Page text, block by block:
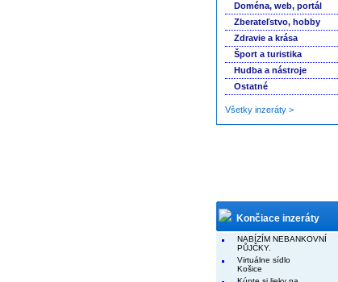
Doména, web, portál
Zberateľstvo, hobby
Zdravie a krása
Šport a turistika
Hudba a nástroje
Ostatné
Všetky inzeráty >
Končiace inzeráty
NABÍZÍM NEBANKOVNÍ
PŮJČKY.
Virtuálne sídlo
Košice